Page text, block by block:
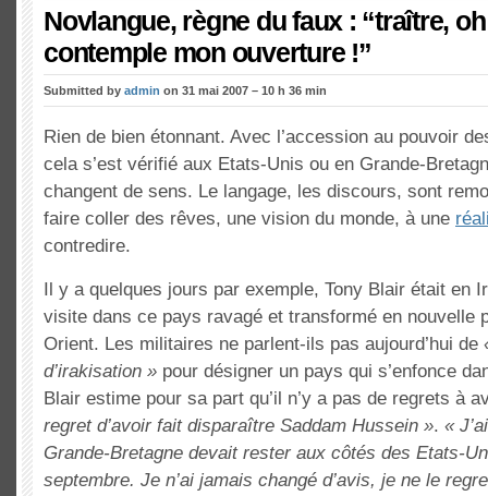
Novlangue, règne du faux : “traître,
contemple mon ouverture !”
Submitted by admin on 31 mai 2007 – 10 h 36 min
Rien de bien étonnant. Avec l’accession au pouvoir
cela s’est vérifié aux Etats-Unis ou en Grande-
changent de sens. Le langage, les discours, sont
faire coller des rêves, une vision du monde, à une
contredire.
Il y a quelques jours par exemple, Tony Blair était en
visite dans ce pays ravagé et transformé en nouvelle
Orient. Les militaires ne parlent-ils pas aujourd’hui de
d’irakisation » pour désigner un pays qui s’enfonce
Blair estime pour sa part qu’il n’y a pas de regrets à
regret d’avoir fait disparaître Saddam Hussein ». «
Grande-Bretagne devait rester aux côtés des Etats-
septembre. Je n’ai jamais changé d’avis, je ne le